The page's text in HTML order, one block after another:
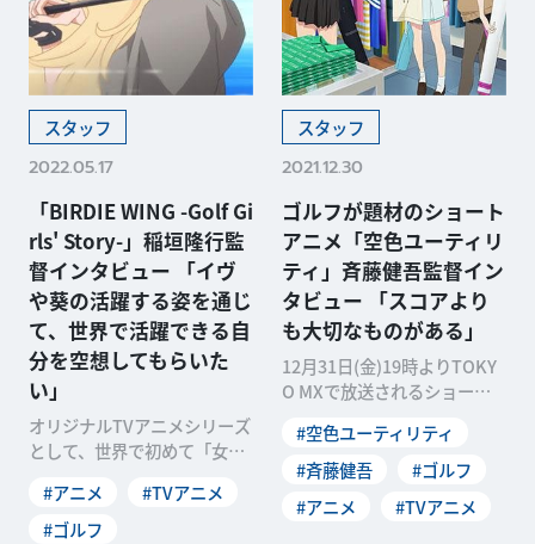
スタッフ
2022.05.17
「BIRDIE WING -Golf Gi
rls' Story-」稲垣隆行監
督インタビュー 「イヴ
や葵の活躍する姿を通じ
て、世界で活躍できる自
分を空想してもらいた
い」
オリジナルTVアニメシリーズ
として、世界で初めて「女子
「BIRDIE WI
#アニメ
#TVアニメ
#ゴルフ
スタッフ
2021.12.30
ゴルフが題材のショート
アニメ「空色ユーティリ
ティ」斉藤健吾監督イン
タビュー 「スコアより
も大切なものがある」
12月31日(金)19時よりTOKY
O MXで放送されるショート
ィ」。「ゴ
#空色ユーティリティ
#斉藤健吾
#ゴルフ
#アニメ
#TVアニメ